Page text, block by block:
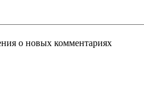
о новых комментариях